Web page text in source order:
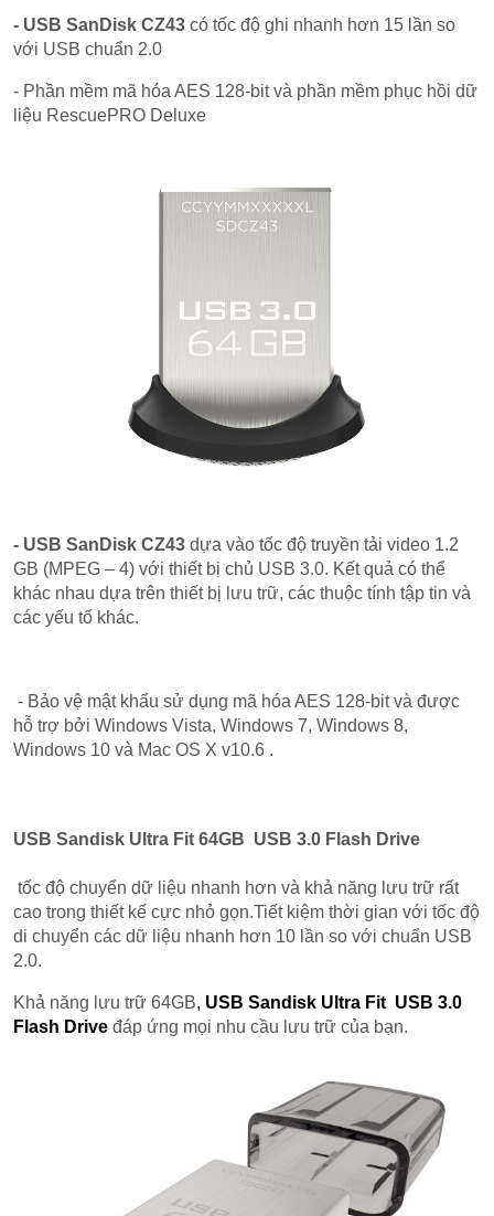
- USB SanDisk CZ43 có tốc độ ghi nhanh hơn 15 lần so
với USB chuẩn 2.0
- Phần mềm mã hóa AES 128-bit và phần mềm phục hồi dữ
liệu RescuePRO Deluxe
- USB SanDisk CZ43 dựa vào tốc độ truyền tải video 1.2
GB (MPEG – 4) với thiết bị chủ USB 3.0. Kết quả có thể
khác nhau dựa trên thiết bị lưu trữ, các thuộc tính tập tin và
các yếu tố khác.
- Bảo vệ mật khẩu sử dụng mã hóa AES 128-bit và được
hỗ trợ bởi Windows Vista, Windows 7, Windows 8,
Windows 10 và Mac OS X v10.6 .
USB Sandisk Ultra Fit 64GB USB 3.0 Flash Drive
tốc độ chuyển dữ liệu nhanh hơn và khả năng lưu trữ rất
cao trong thiết kế cực nhỏ gọn.Tiết kiệm thời gian với tốc độ
di chuyển các dữ liệu nhanh hơn 10 lần so với chuẩn USB
2.0.
Khả năng lưu trữ 64GB, USB Sandisk Ultra Fit USB 3.0
Flash Drive đáp ứng mọi nhu cầu lưu trữ của bạn.